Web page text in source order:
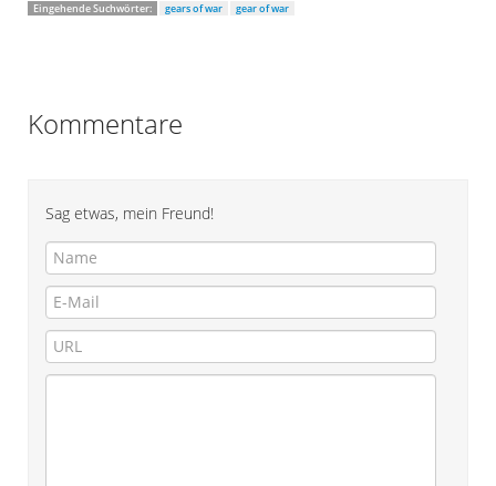
Eingehende Suchwörter:
gears of war gear of war
Kommentare
Sag etwas, mein Freund!